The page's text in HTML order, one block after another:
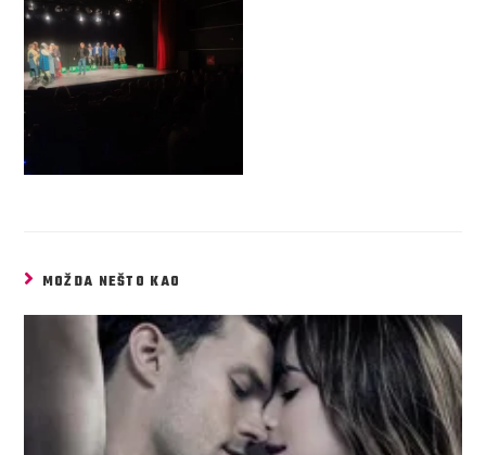
MOŽDA NEŠTO KAO